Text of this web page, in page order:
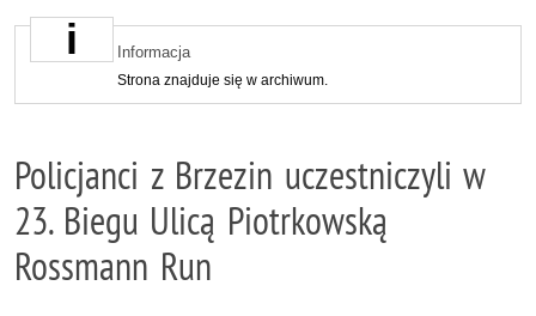
Informacja
Strona znajduje się w archiwum.
Policjanci z Brzezin uczestniczyli w
23. Biegu Ulicą Piotrkowską
Rossmann Run